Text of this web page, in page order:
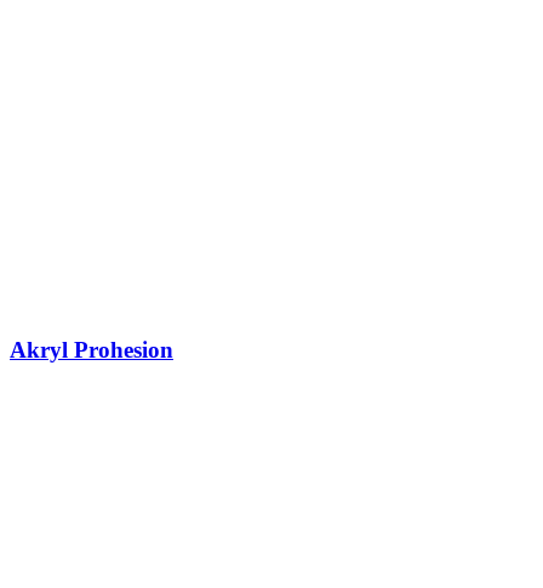
Akryl Prohesion